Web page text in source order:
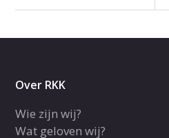
Over RKK
Wie zijn wij?
Wat geloven wij?